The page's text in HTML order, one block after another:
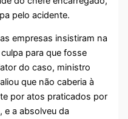
pelo acidente.
empresas insistiram na
para que fosse
do caso, ministro
que não caberia à
por atos praticados por
e a absolveu da